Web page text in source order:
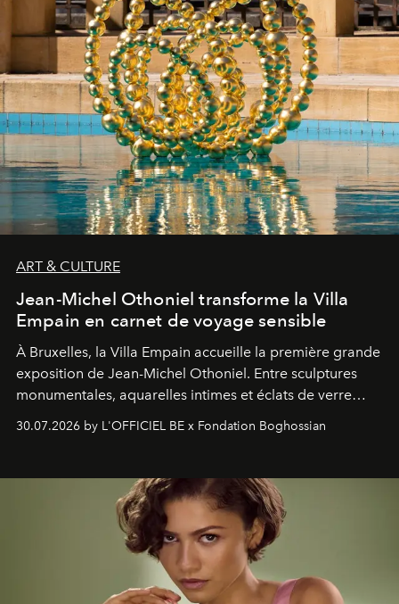
ART & CULTURE
Jean-Michel Othoniel transforme la Villa
Empain en carnet de voyage sensible
À Bruxelles, la Villa Empain accueille la première grande
exposition de Jean-Michel Othoniel. Entre sculptures
monumentales, aquarelles intimes et éclats de verre
émotionnel où chaque œuvre devient le souvenir
émerveillement.
30.07.2026 by L'OFFICIEL BE x Fondation Boghossian